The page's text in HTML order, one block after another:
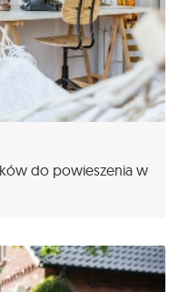
do powieszenia w